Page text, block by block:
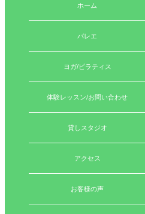
ホーム
バレエ
ヨガ/ピラティス
体験レッスン/お問い合わせ
貸しスタジオ
アクセス
お客様の声